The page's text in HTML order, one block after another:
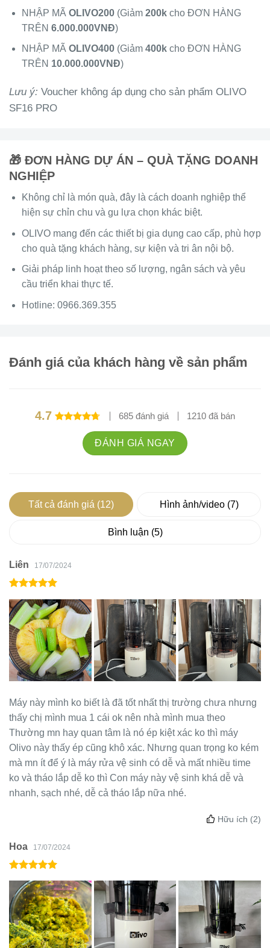
NHẬP MÃ OLIVO200(Giảm 200kcho ĐƠN HÀNG
TRÊN 6.000.000VNĐ)
NHẬP MÃ OLIVO400(Giảm 400kcho ĐƠN HÀNG
TRÊN 10.000.000VNĐ)
Lưu ý: Voucher không áp dụng cho sản phẩm OLIVO
SF16 PRO
🎁 ĐƠN HÀNG DỰ ÁN – QUÀ TẶNG DOANH
NGHIỆP
Không chỉ là món quà, đây là cách doanh nghiệp thể
hiện sự chỉn chu và gu lựa chọn khác biệt.
OLIVO mang đến các thiết bị gia dụng cao cấp, phù hợp
cho quà tặng khách hàng, sự kiện và tri ân nội bộ.
Giải pháp linh hoạt theo số lượng, ngân sách và yêu
cầu triển khai thực tế.
Hotline: 0966.369.355
Đánh giá của khách hàng về sản phẩm
4.7
Được xếp
4.7
685 đánh giá 1210 đã bán
ĐÁNH GIÁ NGAY
Tất cả đánh giá (12) Hình ảnh/video (7)
Bình luận (5)
Liên 17/07/2024
Máy này mình ko biết là đã tốt nhất thị trường chưa nhưng
thấy chị mình mua 1 cái ok nên nhà mình mua theo
Thường mn hay quan tâm là nó ép kiệt xác ko thì máy
Olivo này thấy ép cũng khô xác. Nhưng quan trọng ko kém
mà mn ít để ý là máy rửa vệ sinh có dễ và mất nhiều time
ko và tháo lắp dễ ko thì Con máy này vệ sinh khá dễ và
nhanh, sạch nhé, dễ cả tháo lắp nữa nhé.
Hữu ích (2)
Hoa 17/07/2024